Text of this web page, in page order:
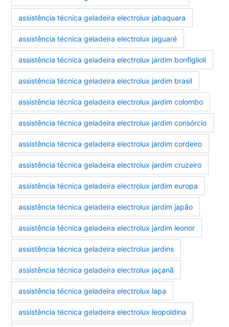
assistência técnica geladeira electrolux jabaquara
assistência técnica geladeira electrolux jaguaré
assistência técnica geladeira electrolux jardim bonfiglioli
assistência técnica geladeira electrolux jardim brasil
assistência técnica geladeira electrolux jardim colombo
assistência técnica geladeira electrolux jardim consórcio
assistência técnica geladeira electrolux jardim cordeiro
assistência técnica geladeira electrolux jardim cruzeiro
assistência técnica geladeira electrolux jardim europa
assistência técnica geladeira electrolux jardim japão
assistência técnica geladeira electrolux jardim leonor
assistência técnica geladeira electrolux jardins
assistência técnica geladeira electrolux jaçanã
assistência técnica geladeira electrolux lapa
assistência técnica geladeira electrolux leopoldina